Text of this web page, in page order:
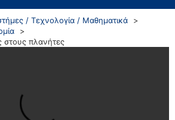
/ Τεχνολογία / Μαθηματικά
στους πλανήτες